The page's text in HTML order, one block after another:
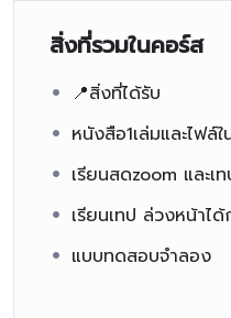
สิ่งที่รวมในคอร์ส
📍สิ่งที่ได้รับ
หนังสือ1เล่มและไฟล์
เรียนสดzoom และเ
เรียนเทป ล่วงหน้าไ
แบบทดสอบจำลอง